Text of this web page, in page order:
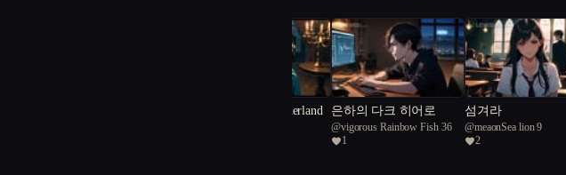
Bloodstained Wonderland 은하의 다크 히어로
@vigorous Rainbow Fish 36
1
섬겨라
@meaonSea lion 9
2